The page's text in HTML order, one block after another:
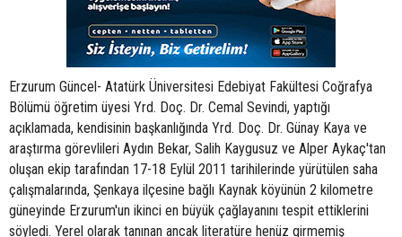
Erzurum Güncel- Atatürk Üniversitesi Edebiyat Fakültesi Coğrafya
Bölümü öğretim üyesi Yrd. Doç. Dr. Cemal Sevindi, yaptığı
açıklamada, kendisinin başkanlığında Yrd. Doç. Dr. Günay Kaya ve
araştırma görevlileri Aydın Bekar, Salih Kaygusuz ve Alper Aykaç'tan
oluşan ekip tarafından 17-18 Eylül 2011 tarihilerinde yürütülen saha
çalışmalarında, Şenkaya ilçesine bağlı Kaynak köyünün 2 kilometre
güneyinde Erzurum'un ikinci en büyük çağlayanını tespit ettiklerini
söyledi. Yerel olarak tanınan ancak literatüre henüz girmemiş